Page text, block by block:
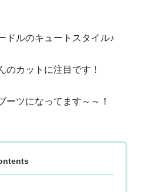
ドルのキュートスタイル♪
のカットに注目です！
ーツになってます～～！